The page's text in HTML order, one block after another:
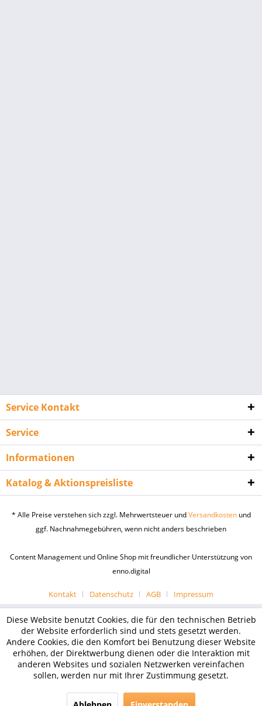
Service Kontakt
Service
Informationen
Katalog & Aktionspreisliste
* Alle Preise verstehen sich zzgl. Mehrwertsteuer undVersandkostenund
ggf. Nachnahmegebühren, wenn nicht anders beschrieben
Content Management und Online Shop mit freundlicher Unterstützung von
enno.digital
Kontakt Datenschutz AGB Impressum
Diese Website benutzt Cookies, die für den technischen Betrieb
der Website erforderlich sind und stets gesetzt werden.
Andere Cookies, die den Komfort bei Benutzung dieser Website
erhöhen, der Direktwerbung dienen oder die Interaktion mit
anderen Websites und sozialen Netzwerken vereinfachen
sollen, werden nur mit Ihrer Zustimmung gesetzt.